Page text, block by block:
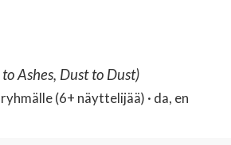
to Ashes, Dust to Dust)
(6+ näyttelijää) · da, en